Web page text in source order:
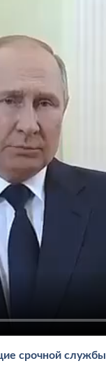
срочной службы